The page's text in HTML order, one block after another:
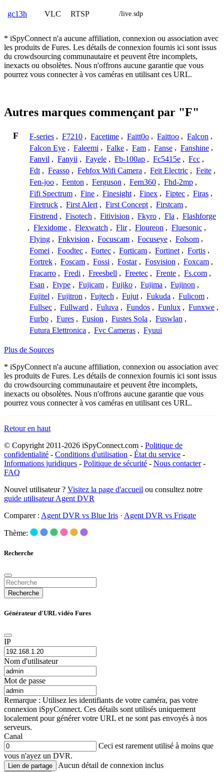
gc13h VLC RTSP /live.sdp
* iSpyConnect n'a aucune affiliation, connexion ou association avec
les produits de Fures. Les détails de connexion fournis ici sont issus
du crowdsourcing communautaire et peuvent être incomplets,
inexacts ou obsolètes. Nous n'offrons aucune garantie que vous
pourrez vous connecter à vos caméras en utilisant ces URL.
Autres marques commençant par "F"
F F-series , F7210 , Facetime , Faitt0o , Faittoo , Falcon ,
Falcon Eye , Faleemi , Falke , Fam , Fanse , Fanshine ,
Fanvil , Fanyii , Fayele , Fb-100ap , Fc5415e , Fcc ,
Fdt , Feasso , Febfox Wifi Camera , Feit Electric , Feite ,
Fen-joo , Fenton , Ferguson , Fern360 , Fhd-2mp ,
Fifi Spectrum , Fine , Finesight , Finex , Fiptec , Firas ,
Firetruck , First Alert , First Concept , Firstcam ,
Firstrend , Fisotech , Fitivision , Fkyro , Fla , Flashforge
, Flexidome , Flexwatch , Flir , Floureon , Fluesonic ,
Flying , Fnkvision , Focuscam , Focuseye , Folsom ,
Fomei , Foodtec , Fortec , Forticam , Fortinet , Fortis ,
Fortrek , Foscam , Fossi , Fostar , Fosvision , Foxcam ,
Fracarro , Fredi , Freesbell , Freetec , Frente , Fs.com ,
Fsan , Ftype , Fujicam , Fujiko , Fujima , Fujinon ,
Fujitel , Fujitron , Fujtech , Fujut , Fukuda , Fulicom ,
Fullsec , Fullward , Fuluva , Fundos , Funlux , Funxwe ,
Furbo , Fures , Fusion , Fustes Sola , Fuswlan ,
Futura Elettronica , Fvc Cameras , Fyuui
Plus de Sources
* iSpyConnect n'a aucune affiliation, connexion ou association avec
les produits de Fures. Les détails de connexion fournis ici sont issus
du crowdsourcing communautaire et peuvent être incomplets,
inexacts ou obsolètes. Nous n'offrons aucune garantie que vous
pourrez vous connecter à vos caméras en utilisant ces URL.
Retour en haut
© Copyright 2011-2026 iSpyConnect.com - Politique de
confidentialité - Conditions d'utilisation - État du service -
Informations juridiques - Politique de sécurité - Nous contacter-
FAQ
Nouvel utilisateur ? Visitez la page d'accueil ou consultez notre
guide utilisateur Agent DVR
Comparer : Agent DVR vs Blue Iris · Agent DVR vs Frigate
Thème:
Recherche
Recherche
Générateur d'URL vidéo Fures
IP
Nom d'utilisateur
Mot de passe
Remarque : Utilisez les identifiants de votre caméra, pas votre
connexion iSpyConnect. Ces détails sont utilisés uniquement
localement pour générer votre URL et ne sont pas envoyés à nos
serveurs.
Canal
Ceci est rarement utilisé à moins que
vous n'ayez un DVR.
Lien de partage Aucun détail de connexion inclus